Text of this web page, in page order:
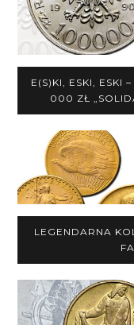
E(S)KI, ESKI, ESKI
000 ZŁ
LEGENDARNA